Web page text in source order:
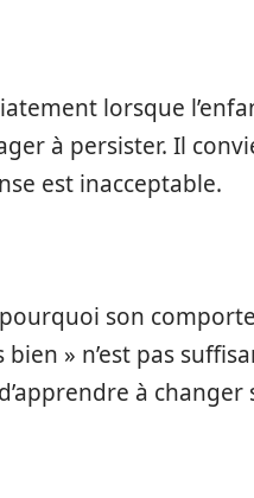
lorsque
à persister. Il
est inacceptable.
pourquoi son
bien » n’est pas
à